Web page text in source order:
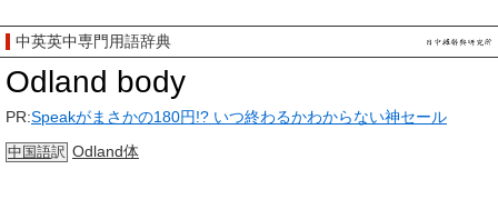
中英英中専門用語辞典
Odland body
PR:Speakがまさかの180円!? いつ終わるかわからない神セール
中国語訳 Odland体